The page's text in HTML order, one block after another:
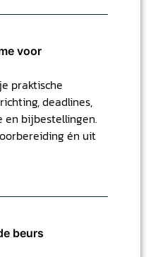
voor
praktische
deadlines,
en bijbestellingen.
én uit
beurs